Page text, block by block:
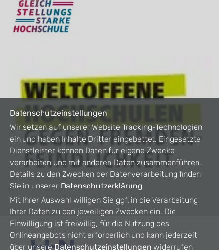
Datenschutzeinstellungen
Wir setzen auf unserer Website Tracking-Technologien
ein und haben Inhalte Dritter eingebettet. Eingesetzte
Dienstleister können Daten für eigene Zwecke
verarbeiten und mit anderen Daten zusammenführen.
Details zu den Zwecken der Datenverarbeitung finden
Sie in unserer Datenschutzerklärung.
Mit Ihrer Auswahl willigen Sie ggf. in die Verarbeitung
Ihrer Daten zu den jeweiligen Zwecken ein. Die
Einwilligung ist freiwillig, für die Nutzung des
Onlineangebots nicht erforderlich und kann jederzeit
über unsereDatenschutzeinstellungen widerrufen